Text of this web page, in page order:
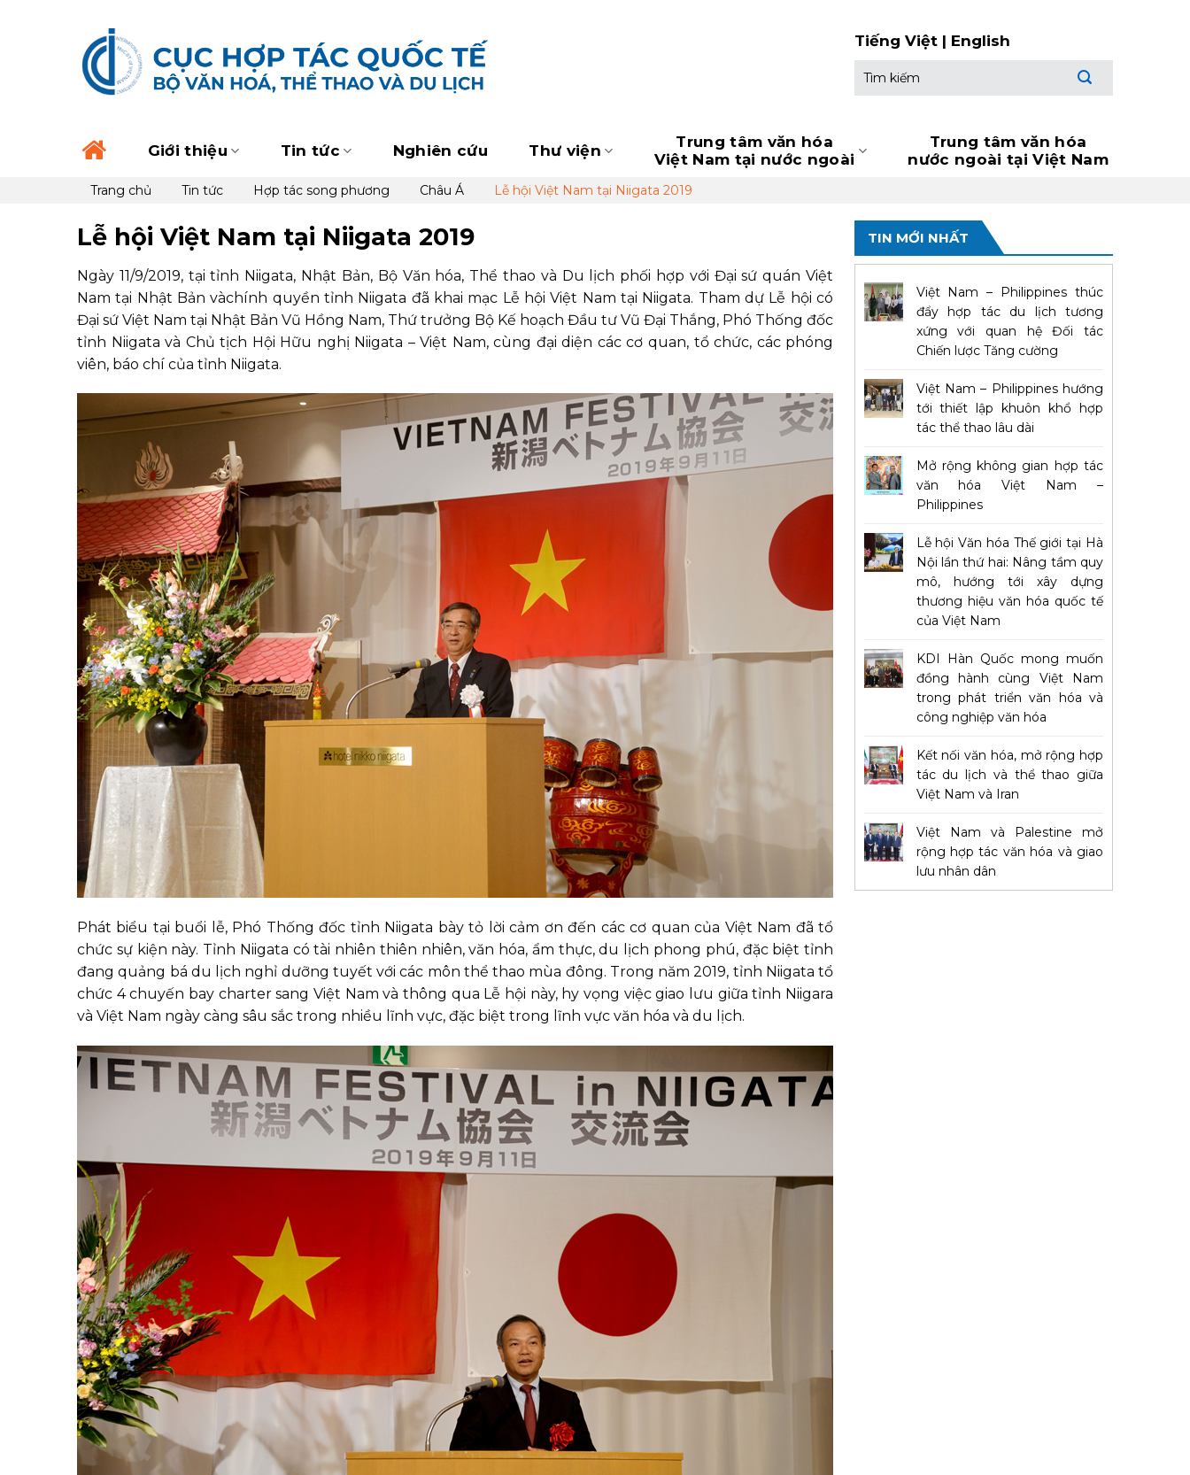
Tiếng Việt| English
kiếm:
Giới thiệu Tin tức Nghiên cứu Thư viện
Trung tâm văn hóa
Việt Nam tại nước ngoài
Trung tâm văn hóa
nước ngoài tại Việt Nam
Trang chủ Tin tức Hợp tác song phương Châu Á Lễ hội Việt Nam tại Niigata 2019
Lễ hội Việt Nam tại Niigata 2019
Ngày 11/9/2019, tại tỉnh Niigata, Nhật Bản, Bộ Văn hóa, Thể thao và Du lịch phối hợp với Đại sứ quán Việt
Nam tại Nhật Bản vàchính quyền tỉnh Niigata đã khai mạc Lễ hội Việt Nam tại Niigata. Tham dự Lễ hội có
Đại sứ Việt Nam tại Nhật Bản Vũ Hồng Nam, Thứ trưởng Bộ Kế hoạch Đầu tư Vũ Đại Thắng, Phó Thống đốc
tỉnh Niigata và Chủ tịch Hội Hữu nghị Niigata – Việt Nam, cùng đại diện các cơ quan, tổ chức, các phóng
viên, báo chí của tỉnh Niigata.
Phát biểu tại buổi lễ, Phó Thống đốc tỉnh Niigata bày tỏ lời cảm ơn đến các cơ quan của Việt Nam đã tổ
chức sự kiện này. Tỉnh Niigata có tài nhiên thiên nhiên, văn hóa, ẩm thực, du lịch phong phú, đặc biệt tỉnh
đang quảng bá du lịch nghỉ dưỡng tuyết với các môn thể thao mùa đông. Trong năm 2019, tỉnh Niigata tổ
chức 4 chuyến bay charter sang Việt Nam và thông qua Lễ hội này, hy vọng việc giao lưu giữa tỉnh Niigara
và Việt Nam ngày càng sâu sắc trong nhiều lĩnh vực, đặc biệt trong lĩnh vực văn hóa và du lịch.
TIN MỚI NHẤT
Việt Nam – Philippines thúc
đẩy hợp tác du lịch tương
xứng với quan hệ Đối tác
Chiến lược Tăng cường
Việt Nam – Philippines hướng
tới thiết lập khuôn khổ hợp
tác thể thao lâu dài
Mở rộng không gian hợp tác
văn hóa Việt Nam –
Philippines
Lễ hội Văn hóa Thế giới tại Hà
Nội lần thứ hai: Nâng tầm quy
mô, hướng tới xây dựng
thương hiệu văn hóa quốc tế
của Việt Nam
KDI Hàn Quốc mong muốn
đồng hành cùng Việt Nam
trong phát triển văn hóa và
công nghiệp văn hóa
Kết nối văn hóa, mở rộng hợp
tác du lịch và thể thao giữa
Việt Nam và Iran
Việt Nam và Palestine mở
rộng hợp tác văn hóa và giao
lưu nhân dân